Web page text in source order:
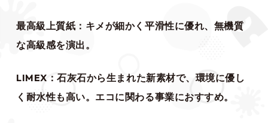
最高級上質紙：キメが細かく平滑性に優れ、無機質
な高級感を演出。
LIMEX：石灰石から生まれた新素材で、環境に優し
く耐水性も高い。エコに関わる事業におすすめ。